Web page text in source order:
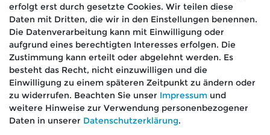
🚚 Schneller Versand
📦 Kostenloser Versand ab 75 €
📞 Kostenlose Beratung per Telefon &
WhatsApp
erfolgt erst durch gesetzte Cookies. Wir teilen diese
Daten mit Dritten, die wir in den Einstellungen benennen.
Die Datenverarbeitung kann mit Einwilligung oder
aufgrund eines berechtigten Interesses erfolgen. Die
Zustimmung kann erteilt oder abgelehnt werden. Es
besteht das Recht, nicht einzuwilligen und die
Einwilligung zu einem späteren Zeitpunkt zu ändern oder
zu widerrufen. Beachten Sie unser Impressum und
weitere Hinweise zur Verwendung personenbezogener
Daten in unserer Daten­schutz­erklärung.